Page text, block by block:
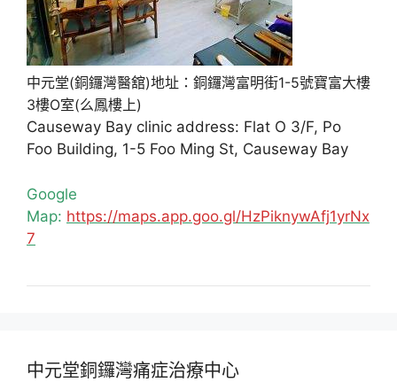
中元堂(銅鑼灣醫舘)地址：銅鑼灣富明街1-5號寶富大樓
3樓O室(么鳳樓上)
Causeway Bay clinic address: Flat O 3/F, Po
Foo Building, 1-5 Foo Ming St, Causeway Bay
Google
Map: https://maps.app.goo.gl/HzPiknywAfj1yrNx
7
中元堂銅鑼灣痛症治療中心